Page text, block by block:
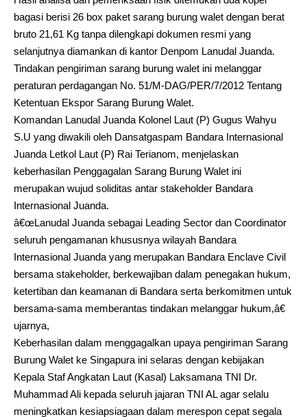
bagasi berisi 26 box paket sarang burung walet dengan berat
bruto 21,61 Kg tanpa dilengkapi dokumen resmi yang
selanjutnya diamankan di kantor Denpom Lanudal Juanda.
Tindakan pengiriman sarang burung walet ini melanggar
peraturan perdagangan No. 51/M-DAG/PER/7/2012 Tentang
Ketentuan Ekspor Sarang Burung Walet.
Komandan Lanudal Juanda Kolonel Laut (P) Gugus Wahyu
S.U yang diwakili oleh Dansatgaspam Bandara Internasional
Juanda Letkol Laut (P) Rai Terianom, menjelaskan
keberhasilan Penggagalan Sarang Burung Walet ini
merupakan wujud soliditas antar stakeholder Bandara
Internasional Juanda.
â€œLanudal Juanda sebagai Leading Sector dan Coordinator
seluruh pengamanan khususnya wilayah Bandara
Internasional Juanda yang merupakan Bandara Enclave Civil
bersama stakeholder, berkewajiban dalam penegakan hukum,
ketertiban dan keamanan di Bandara serta berkomitmen untuk
bersama-sama memberantas tindakan melanggar hukum,â€
ujarnya,
Keberhasilan dalam menggagalkan upaya pengiriman Sarang
Burung Walet ke Singapura ini selaras dengan kebijakan
Kepala Staf Angkatan Laut (Kasal) Laksamana TNI Dr.
Muhammad Ali kepada seluruh jajaran TNI AL agar selalu
meningkatkan kesiapsiagaan dalam merespon cepat segala